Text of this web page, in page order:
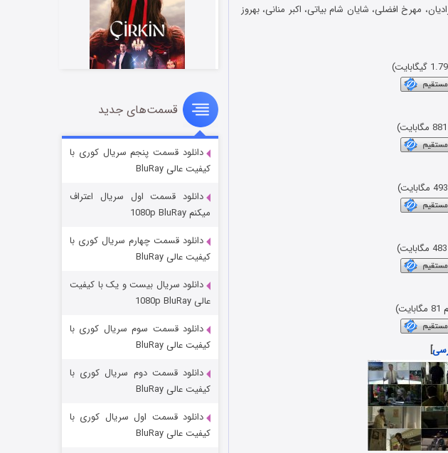
مهرخ افضلی، شایان شام بیاتی، اکبر منانی، بهروز
]
سریال زشت
قسمت2 (زیرنویس) منتشر شد
مردگان متحرک: شهر مرده ۳
قسمت‌های جدید
دانلود قسمت پنجم سریال کوری با
کیفیت عالی BluRay
دانلود قسمت اول سریال اعتراف
میکنم 1080p BluRay
دانلود قسمت چهارم سریال کوری با
کیفیت عالی BluRay
دانلود سریال بیست و یک با کیفیت
عالی 1080p BluRay
دانلود قسمت سوم سریال کوری با
کیفیت عالی BluRay
دانلود قسمت دوم سریال کوری با
کیفیت عالی BluRay
دانلود قسمت اول سریال کوری با
کیفیت عالی BluRay